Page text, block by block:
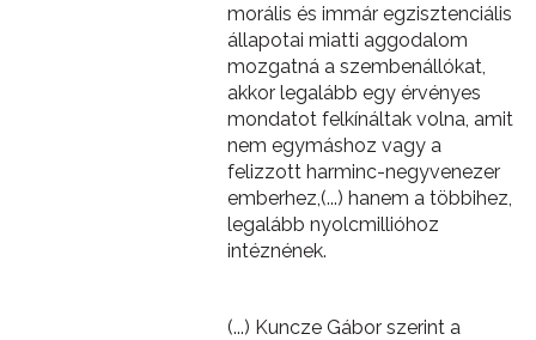
morális és immár egzisztenciális
állapotai miatti aggodalom
mozgatná a szembenállókat,
akkor legalább egy érvényes
mondatot felkínáltak volna, amit
nem egymáshoz vagy a
felizzott harminc-negyvenezer
emberhez,(...) hanem a többihez,
legalább nyolcmillióhoz
intéznének.
(...) Kuncze Gábor szerint a